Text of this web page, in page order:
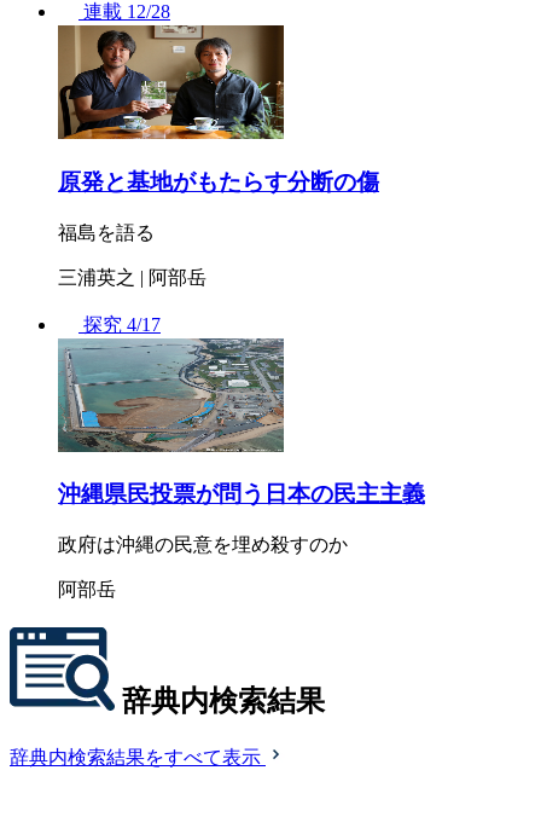
連載 12/28
原発と基地がもたらす分断の傷
福島を語る
三浦英之 | 阿部岳
探究 4/17
沖縄県民投票が問う日本の民主主義
政府は沖縄の民意を埋め殺すのか
阿部岳
辞典内検索結果
辞典内検索結果をすべて表示